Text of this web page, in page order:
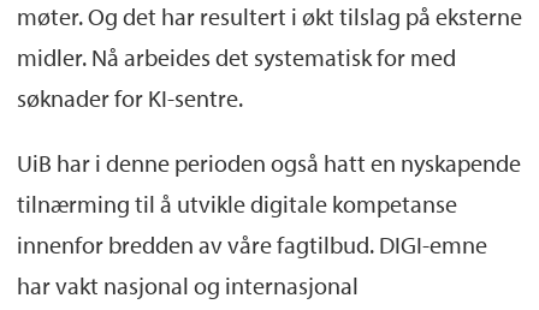
møter. Og det har resultert i økt tilslag på eksterne
midler. Nå arbeides det systematisk for med
søknader for KI-sentre.
UiB har i denne perioden også hatt en nyskapende
tilnærming til å utvikle digitale kompetanse
innenfor bredden av våre fagtilbud. DIGI-emne
har vakt nasjonal og internasjonal